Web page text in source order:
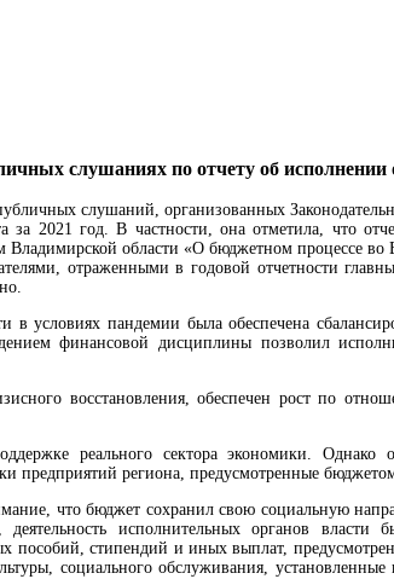
слушаниях по отчету об исполнении
слушаний, организованных
2021 год. В частности, она отметила, что
области «О бюджетном процессе во
отраженными в годовой отчетности
условиях пандемии была обеспечена
финансовой дисциплины позволил
восстановления, обеспечен рост по
реального сектора экономики. Однако
предприятий региона, предусмотренные
что бюджет сохранил свою социальную
исполнительных органов власти
пособий, стипендий и иных выплат,
социального обслуживания,